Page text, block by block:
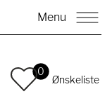
Menu
0
Ønskeliste